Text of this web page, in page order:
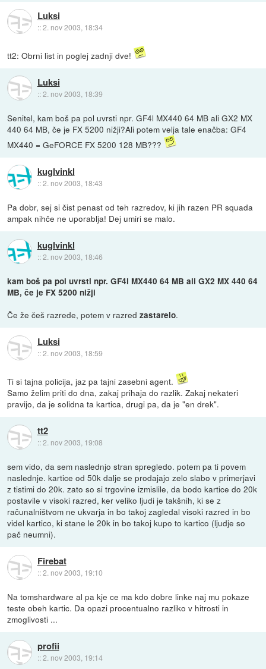
Luksi
::2. nov 2003, 18:34
tt2: Obrni list in poglej zadnji dve!
Luksi
::2. nov 2003, 18:39
Senitel, kam boš pa pol uvrsti npr. GF4l MX440 64 MB ali GX2 MX
440 64 MB, če je FX 5200 nižji?Ali potem velja tale enačba: GF4
MX440 = GeFORCE FX 5200 128 MB???
kuglvinkl
::2. nov 2003, 18:43
Pa dobr, sej si čist penast od teh razredov, ki jih razen PR squada
ampak nihče ne uporablja! Dej umiri se malo.
kuglvinkl
::2. nov 2003, 18:46
kam boš pa pol uvrsti npr. GF4l MX440 64 MB ali GX2 MX 440 64
MB, če je FX 5200 nižji
Če že češ razrede, potem v razredzastarelo.
Luksi
::2. nov 2003, 18:59
Ti si tajna policija, jaz pa tajni zasebni agent.
Samo želim priti do dna, zakaj prihaja do razlik. Zakaj nekateri
pravijo, da je solidna ta kartica, drugi pa, da je "en drek".
tt2
::2. nov 2003, 19:08
sem vido, da sem naslednjo stran spregledo. potem pa ti povem
naslednje. kartice od 50k dalje se prodajajo zelo slabo v primerjavi
z tistimi do 20k. zato so si trgovine izmislile, da bodo kartice do 20k
postavile v visoki razred, ker veliko ljudi je takšnih, ki se z
računalništvom ne ukvarja in bo takoj zagledal visoki razred in bo
videl kartico, ki stane le 20k in bo takoj kupo to kartico (ljudje so
pač neumni).
Firebat
::2. nov 2003, 19:10
Na tomshardware al pa kje ce ma kdo dobre linke naj mu pokaze
teste obeh kartic. Da opazi procentualno razliko v hitrosti in
zmoglivosti ...
profii
::2. nov 2003, 19:14